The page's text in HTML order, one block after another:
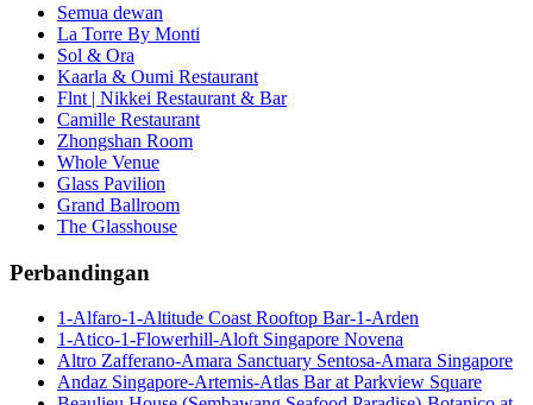
Semua dewan
La Torre By Monti
Sol & Ora
Kaarla & Oumi Restaurant
Flnt | Nikkei Restaurant & Bar
Camille Restaurant
Zhongshan Room
Whole Venue
Glass Pavilion
Grand Ballroom
The Glasshouse
Perbandingan
1-Alfaro-1-Altitude Coast Rooftop Bar-1-Arden
1-Atico-1-Flowerhill-Aloft Singapore Novena
Altro Zafferano-Amara Sanctuary Sentosa-Amara Singapore
Andaz Singapore-Artemis-Atlas Bar at Parkview Square